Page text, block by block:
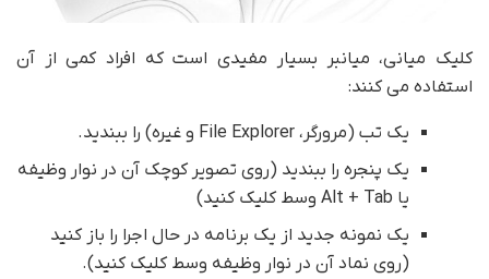
کلیک میانی، میانبر بسیار مفیدی است که افراد کمی از آن
استفاده می کنند:
یک تب (مرورگر، File Explorer و غیره) را ببندید.
یک پنجره را ببندید (روی تصویر کوچک آن در نوار وظیفه
یا Alt + Tab وسط کلیک کنید)
یک نمونه جدید از یک برنامه در حال اجرا را باز کنید
(روی نماد آن در نوار وظیفه وسط کلیک کنید).